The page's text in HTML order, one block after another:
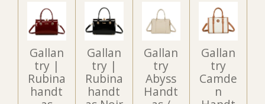
Gallan
try |
Rubina
handt
Gallan
try |
Rubina
handt
Gallan
try
Abyss
Handt
Gallan
try
Camde
n